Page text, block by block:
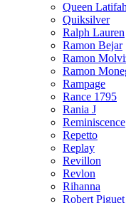
Queen Latifah
Quiksilver
Ralph Lauren
Ramon Bejar
Ramon
Ramon
Rampage
Rance 1795
Rania J
Reminiscence
Repetto
Replay
Revillon
Revlon
Rihanna
Robert Piguet